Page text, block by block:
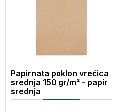
Papirnata poklon vrećica
srednja 150 gr/m² - papir
srednja